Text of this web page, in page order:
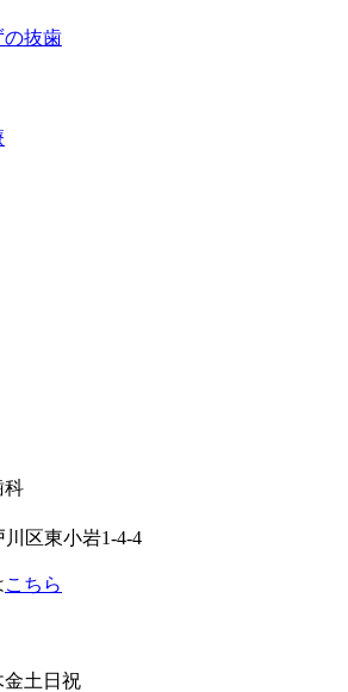
科
川区東小岩1-4-4
こちら
金土 日 祝